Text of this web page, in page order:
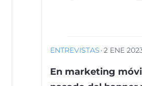
ENTREVISTAS ·2 ENE
En marketing